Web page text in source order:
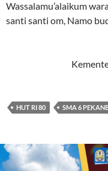
Wassalamu’alaikum
santi santi om, Namo
HUT RI 80 SMA 6